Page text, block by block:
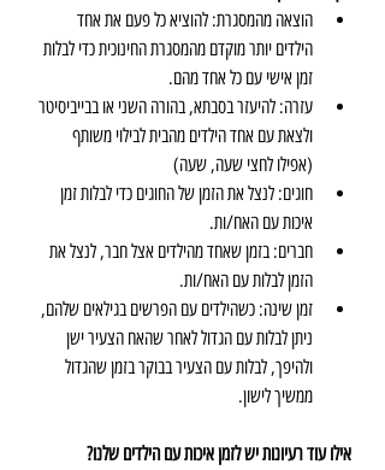
הוצאה מהמסגרת: להוציא כל פעם את אחד
הילדים יותר מוקדם מהמסגרת החינוכית כדי לבלות
זמן אישי עם כל אחד מהם.
עזרה: להיעזר בסבתא, בהורה השני או בבייביסיטר
ולצאת עם אחד הילדים מהבית לבילוי משותף
(אפילו לחצי שעה, שעה)
חוגים: לנצל את הזמן של החוגים כדי לבלות זמן
איכות עם האח/ות.
חברים: בזמן שאחד מהילדים אצל חבר, לנצל את
הזמן לבלות עם האח/ות.
זמן שינה: כשהילדים עם הפרשים בגילאים שלהם,
ניתן לבלות עם הגדול לאחר שהאח הצעיר ישן
ולהיפך, לבלות עם הצעיר בבוקר בזמן שהגדול
ממשיך לישון.
אילו עוד רעיונות יש לזמן איכות עם הילדים שלנו?